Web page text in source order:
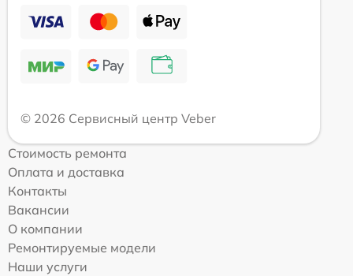
© 2026 Сервисный центр Veber
Стоимость ремонта
Оплата и доставка
Контакты
Вакансии
О компании
Ремонтируемые модели
Наши услуги